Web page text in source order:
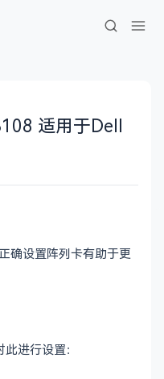
适用于Dell
确设置阵列卡有助于更
进行设置：